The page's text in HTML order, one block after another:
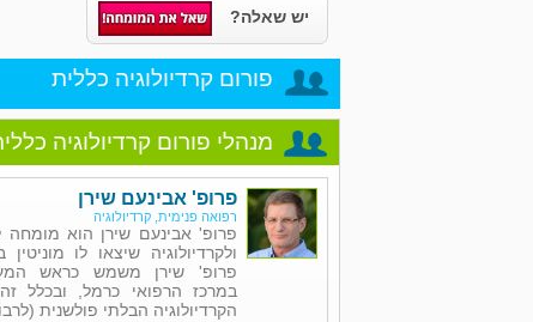
יש שאלה?
פורום קרדיולוגיה כללית
מנהלי פורום קרדיולוגיה
פרופ' אבינעם שירן
רפואה פנימית, קרדיולוגיה
פרופ' אבינעם שירן הוא מומחה
ולקרדיולוגיה שיצאו לו
פרופ' שירן משמש כראש
במרכז הרפואי כרמל, ובכלל
הקרדיולוגיה הבלתי פולשנית